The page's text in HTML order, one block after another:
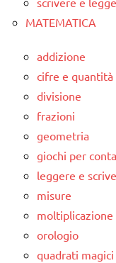
MATEMATICA
addizione
cifre e quantità
divisione
frazioni
geometria
giochi per
leggere e
misure
moltiplicazione
orologio
quadrati magici